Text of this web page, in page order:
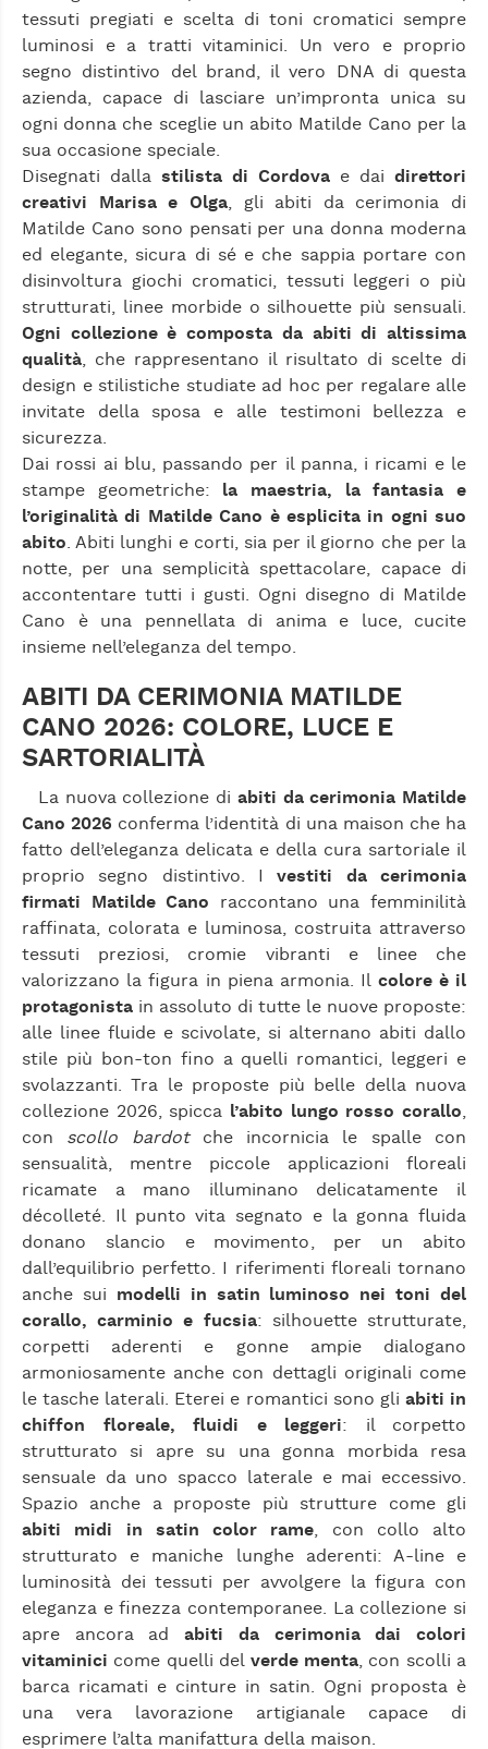
tessuti pregiati e scelta di toni cromatici sempre
luminosi e a tratti vitaminici. Un vero e proprio
segno distintivo del brand, il vero DNA di questa
azienda, capace di lasciare un’impronta unica su
ogni donna che sceglie un abito Matilde Cano per la
sua occasione speciale.
Disegnati dalla stilista di Cordova e dai direttori
creativi Marisa e Olga, gli abiti da cerimonia di
Matilde Cano sono pensati per una donna moderna
ed elegante, sicura di sé e che sappia portare con
disinvoltura giochi cromatici, tessuti leggeri o più
strutturati, linee morbide o silhouette più sensuali.
Ogni collezione è composta da abiti di altissima
qualità , che rappresentano il risultato di scelte di
design e stilistiche studiate ad hoc per regalare alle
invitate della sposa e alle testimoni bellezza e
sicurezza.
Dai rossi ai blu, passando per il panna, i ricami e le
stampe geometriche: la maestria, la fantasia e
l’originalità di Matilde Cano è esplicita in ogni suo
abito . Abiti lunghi e corti, sia per il giorno che per la
notte, per una semplicità spettacolare, capace di
accontentare tutti i gusti. Ogni disegno di Matilde
Cano è una pennellata di anima e luce, cucite
insieme nell’eleganza del tempo.
ABITI DA CERIMONIA MATILDE
CANO 2026: COLORE, LUCE E
SARTORIALITÀ
La nuova collezione di abiti da cerimonia Matilde
Cano 2026 conferma l’identità di una maison che ha
fatto dell’eleganza delicata e della cura sartoriale il
proprio segno distintivo. Ivestiti da cerimonia
firmati Matilde Cano raccontano una femminilità
raffinata, colorata e luminosa, costruita attraverso
tessuti preziosi, cromie vibranti e linee che
valorizzano la figura in piena armonia. Il colore è il
protagonista in assoluto di tutte le nuove proposte:
alle linee fluide e scivolate, si alternano abiti dallo
stile più bon-ton fino a quelli romantici, leggeri e
svolazzanti. Tra le proposte più belle della nuova
collezione 2026, spicca l’abito lungo rosso corallo
con scollo bardot che incornicia le spalle con
sensualità, mentre piccole applicazioni floreali
ricamate a mano illuminano delicatamente il
décolleté. Il punto vita segnato e la gonna fluida
donano slancio e movimento, per un abito
dall’equilibrio perfetto. I riferimenti floreali tornano
anche sui modelli in satin luminoso nei toni del
corallo, carminio e fucsia: silhouette strutturate,
corpetti aderenti e gonne ampie dialogano
armoniosamente anche con dettagli originali come
le tasche laterali. Eterei e romantici sono gli abiti in
chiffon floreale, fluidi e leggeri: il corpetto
strutturato si apre su una gonna morbida resa
sensuale da uno spacco laterale e mai eccessivo.
Spazio anche a proposte più strutture come gli
abiti midi in satin color rame , con collo alto
strutturato e maniche lunghe aderenti: A-line e
luminosità dei tessuti per avvolgere la figura con
eleganza e finezza contemporanee. La collezione si
apre ancora adabiti da cerimonia dai colori
vitaminici come quelli del verde menta, con scolli a
barca ricamati e cinture in satin. Ogni proposta è
una vera lavorazione artigianale capace di
esprimere l’alta manifattura della maison.